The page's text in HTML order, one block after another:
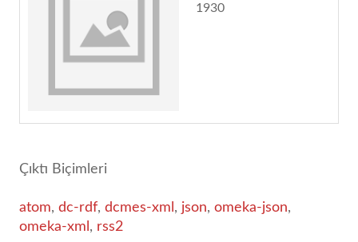
1930
Çıktı Biçimleri
atom, dc-rdf, dcmes-xml , json, omeka-json,
omeka-xml , rss2